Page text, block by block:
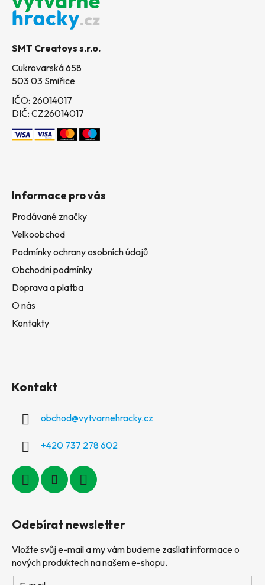
SMT Creatoys s.r.o.
Cukrovarská 658
503 03 Smiřice
IČO: 26014017
DIČ: CZ26014017
Informace pro vás
Prodávané značky
Velkoobchod
Podmínky ochrany osobních údajů
Obchodní podmínky
Doprava a platba
O nás
Kontakty
Kontakt
obchod@vytvarnehracky.cz
+420 737 278 602
Odebírat newsletter
Vložte svůj e-mail a my vám budeme zasílat informace o
nových produktech na našem e-shopu.